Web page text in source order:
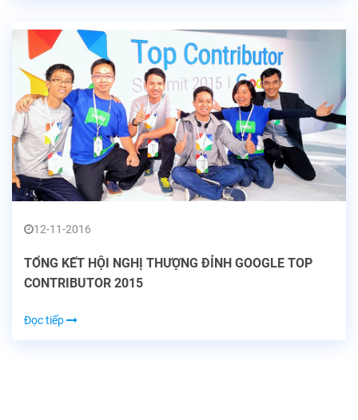
12-11-2016
TỔNG KẾT HỘI NGHỊ THƯỢNG ĐỈNH GOOGLE TOP
CONTRIBUTOR 2015
Đọc tiếp